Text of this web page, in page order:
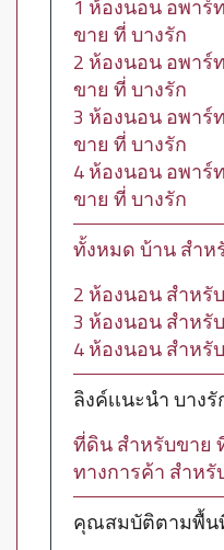
1 ห้องนอน อพา
ขาย ที่ บางรัก
2 ห้องนอน อพา
ขาย ที่ บางรัก
3 ห้องนอน อพาร์
ขาย ที่ บางรัก
4 ห้องนอน อพา
ขาย ที่ บางรัก
ทั้งหมด บ้าน สำห
2 ห้องนอน สำหรั
3 ห้องนอน สำหรั
4 ห้องนอน สำหรั
ลิงค์เเนะนำ บางรั
ที่ดิน สำหรับขาย
ทางการค้า สำหรั
คุณสมบัติตามพื้น